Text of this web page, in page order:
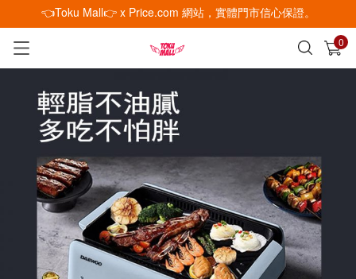
👈Toku Mall👉 x Price.com 網站，實體門市信心保證。
0
已加入購物車 查看